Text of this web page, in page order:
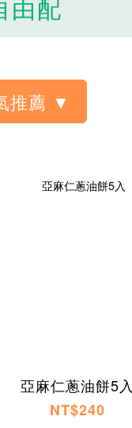
由配
亞麻仁蔥油餅5入
NT$240